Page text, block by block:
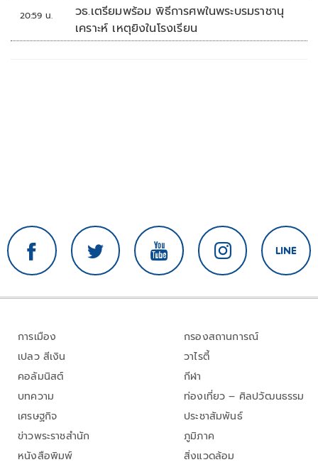
20:59 น.
วธ.เตรียมพร้อม พิธีการศพในพระบรมราชานุ
เคราะห์ เหตุยิงในโรงเรียน
การเมือง
เปลว สีเงิน
คอลัมนิสต์
บทความ
เศรษฐกิจ
ข่าวพระราชสำนัก
หนังสือพิมพ์
กรองสถานการณ์
วาไรตี้
กีฬา
ท่องเที่ยว – ศิลปวัฒนธรรม
ประชาสัมพันธ์
ภูมิภาค
สิ่งแวดล้อม